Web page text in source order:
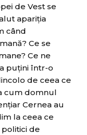
de Vest se
apariția
când
Ce se
Ce ne
puțini într-o
de ceea ce
cum domnul
Cernea au
la ceea ce
de